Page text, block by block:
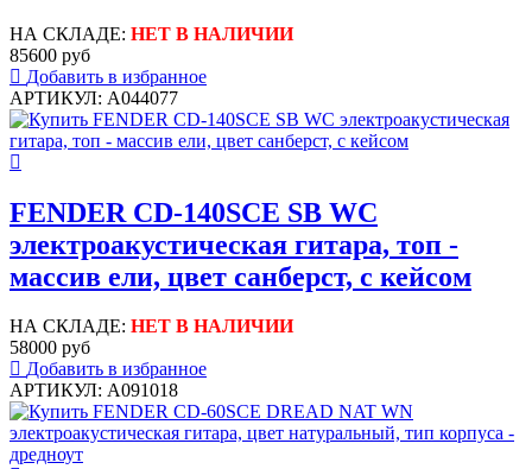
НА СКЛАДЕ: НЕТ В НАЛИЧИИ
85600 руб
Добавить в избранное
АРТИКУЛ: A044077
FENDER CD-140SCE SB WC
электроакустическая гитара, топ -
массив ели, цвет санберст, с кейсом
НА СКЛАДЕ: НЕТ В НАЛИЧИИ
58000 руб
Добавить в избранное
АРТИКУЛ: A091018